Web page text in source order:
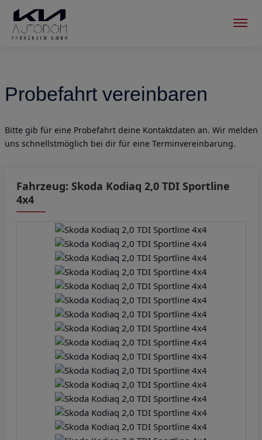
Menu
Probefahrt vereinbaren
Bitte gib für eine Probefahrt deine Kontaktdaten an. Wir melden
uns schnellstmöglich bei dir für eine Terminvereinbarung.
Fahrzeug: Skoda Kodiaq 2,0 TDI Sportline
4x4